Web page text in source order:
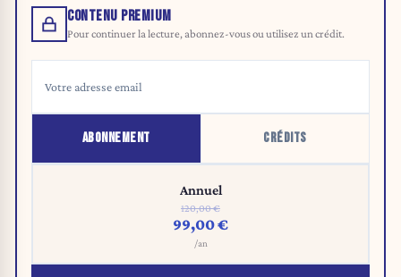
CONTENU PREMIUM
Pour continuer la lecture, abonnez-vous ou utilisez un crédit.
ABONNEMENT CRÉDITS
Annuel
120,00 €
99,00 €
/an